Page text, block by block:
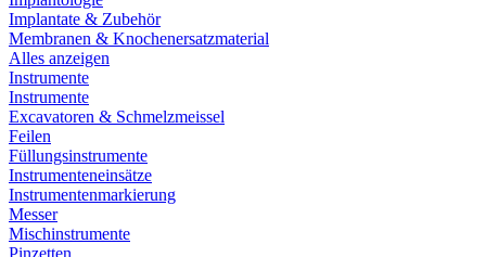
Implantate & Zubehör
Membranen & Knochenersatzmaterial
Alles anzeigen
Instrumente
Instrumente
Excavatoren & Schmelzmeissel
Feilen
Füllungsinstrumente
Instrumenteneinsätze
Instrumentenmarkierung
Messer
Mischinstrumente
Pinzetten